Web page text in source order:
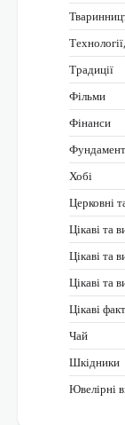
Традиції
Фільми
Фінанси
Хобі
Церковні
Цікаві та
Цікаві та
Цікаві та
Цікаві
Чай
Шкідники
Ювелірні